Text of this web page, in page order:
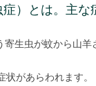
）とは。主な
生虫が蚊から山羊
があらわれます。